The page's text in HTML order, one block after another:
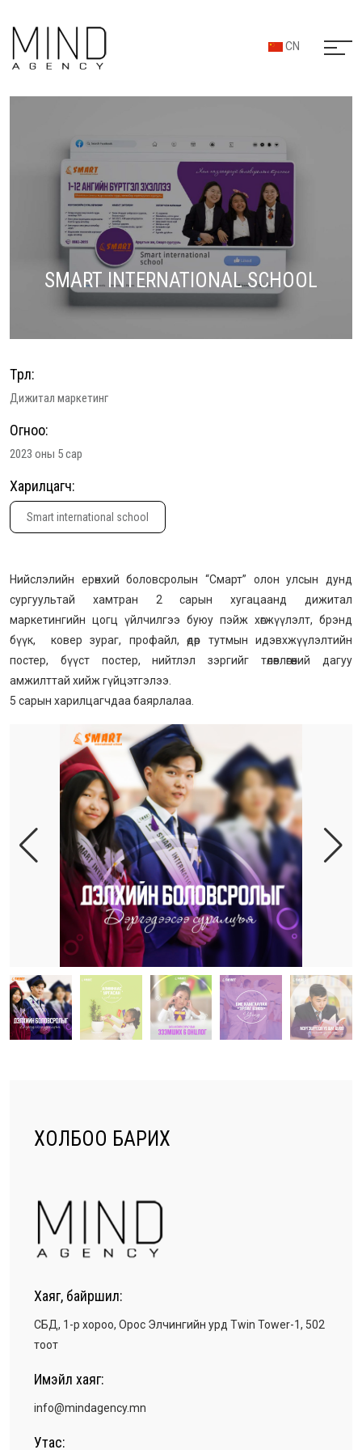
CN
SMART INTERNATIONAL SCHOOL
Төрөл:
Дижитал маркетинг
Огноо:
2023 оны 5 сар
Харилцагч:
Smart international school
Нийслэлийн ерөнхий боловсролын “Смарт” олон улсын дунд
сургуультай хамтран 2 сарын хугацаанд дижитал
маркетингийн цогц үйлчилгээ буюу пэйж хөгжүүлэлт, брэнд
бүүк, ковер зураг, профайл, өдөр тутмын идэвхжүүлэлтийн
постер, бүүст постер, нийтлэл зэргийг төлөвлөгөөний дагуу
амжилттай хийж гүйцэтгэлээ.
5 сарын харилцагчдаа баярлалаа.
ХОЛБОО БАРИХ
Хаяг, байршил:
СБД, 1-р хороо, Орос Элчингийн урд Twin Tower-1, 502
тоот
Имэйл хаяг:
info@mindagency.mn
Утас: